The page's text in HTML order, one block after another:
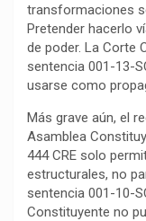
transformaciones
Pretender hacerlo
de poder. La Corte
sentencia 001-13-
usarse como
Más grave aún, el
Asamblea
444 CRE solo
estructurales, no
sentencia 001-10-
Constituyente no